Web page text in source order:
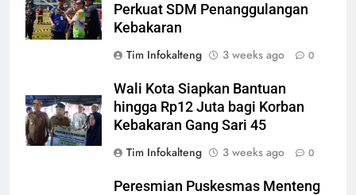
Perkuat SDM Penanggulangan
Kebakaran
Tim Infokalteng
3 weeks ago 0
Wali Kota Siapkan Bantuan
hingga Rp12 Juta bagi Korban
Kebakaran Gang Sari 45
Tim Infokalteng
3 weeks ago 0
Peresmian Puskesmas Menteng